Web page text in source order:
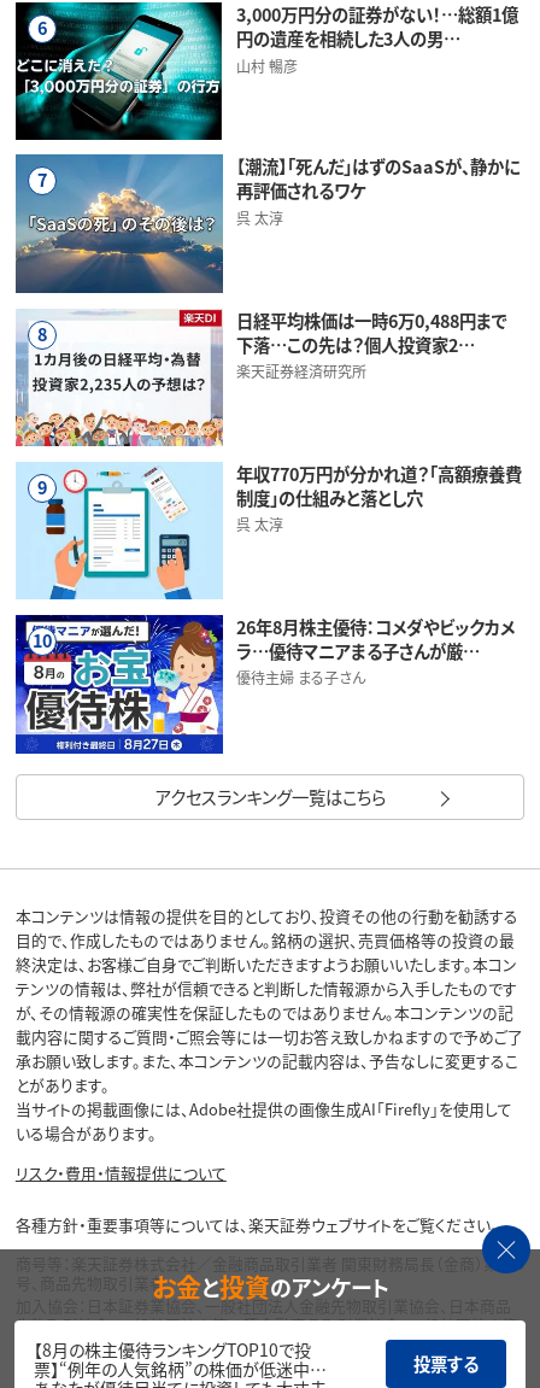
6
3,000万円分の証券がない！…総額1億
円の遺産を相続した3人の男…
山村 暢彦
7
【潮流】「死んだ」はずのSaaSが、静かに
再評価されるワケ
呉 太淳
8
日経平均株価は一時6万0,488円まで
下落…この先は？個人投資家2…
楽天証券経済研究所
9
年収770万円が分かれ道？「高額療養費
制度」の仕組みと落とし穴
呉 太淳
10
26年8月株主優待：コメダやビックカメ
ラ…優待マニアまる子さんが厳…
優待主婦 まる子さん
アクセスランキング一覧はこちら
本コンテンツは情報の提供を目的としており、投資その他の行動を勧誘する
目的で、作成したものではありません。銘柄の選択、売買価格等の投資の最
終決定は、お客様ご自身でご判断いただきますようお願いいたします。本コン
テンツの情報は、弊社が信頼できると判断した情報源から入手したものです
が、その情報源の確実性を保証したものではありません。本コンテンツの記
載内容に関するご質問・ご照会等には一切お答え致しかねますので予めご了
承お願い致します。また、本コンテンツの記載内容は、予告なしに変更するこ
とがあります。
当サイトの掲載画像には、Adobe社提供の画像生成AI「Firefly」を使用して
いる場合があります。
リスク・費用・情報提供について
各種方針・重要事項等については、楽天証券ウェブサイトをご覧ください。
商号等：楽天証券株式会社／金融商品取引業者 関東財務局長（金商）第195
号、商品先物取引業者
加入協会：日本証券業協会、一般社団法人金融先物取引業協会、日本商品
先物取引協会、一般社団法人第二種金融商品取引業協会、一般社団法人資
産運用業協会
お金と投資のアンケート
【8月の株主優待ランキングTOP10で投
票】“例年の人気銘柄”の株価が低迷中…
投票する